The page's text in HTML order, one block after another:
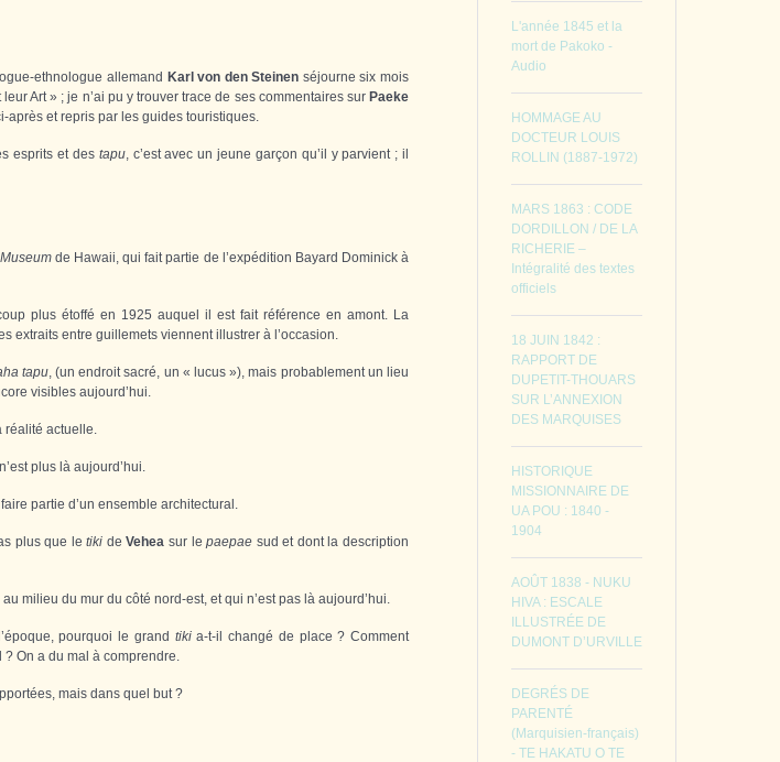
ethnologue allemand Karl von den Steinen séjourne six mois
Art » ; je n’ai pu y trouver trace de ses commentaires sur Paeke
après et repris par les guides touristiques.
esprits et des tapu, c’est avec un jeune garçon qu’il y parvient ; il
de Hawaii, qui fait partie de l’expédition Bayard Dominick à
plus étoffé en 1925 auquel il est fait référence en amont. La
extraits entre guillemets viennent illustrer à l’occasion.
tapu, (un endroit sacré, un « lucus »), mais probablement un lieu
visibles aujourd’hui.
réalité actuelle.
plus là aujourd’hui.
partie d’un ensemble architectural.
plus que letiki deVehea sur lepaepae sud et dont la description
milieu du mur du côté nord-est, et qui n’est pas là aujourd’hui.
pourquoi le grand tikia-t-il changé de place ? Comment
On a du mal à comprendre.
mais dans quel but ?
L'année 1845 et la
mort de Pakoko -
Audio
HOMMAGE AU
DOCTEUR LOUIS
ROLLIN (1887-1972)
MARS 1863 : CODE
DORDILLON / DE LA
RICHERIE –
Intégralité des textes
officiels
18 JUIN 1842 :
RAPPORT DE
DUPETIT-THOUARS
SUR L’ANNEXION
DES MARQUISES
HISTORIQUE
MISSIONNAIRE DE
UA POU : 1840 -
1904
AOÛT 1838 - NUKU
HIVA : ESCALE
ILLUSTRÉE DE
DUMONT D’URVILLE
DEGRÉS DE
PARENTÉ
(Marquisien-français)
- TE HAKATU O TE